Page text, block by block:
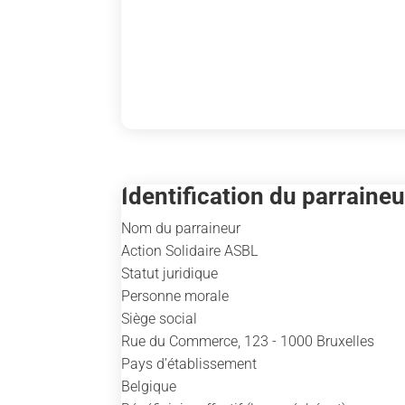
Identification du
Nom du parraineur
Action Solidaire ASBL
Statut juridique
Personne morale
Siège social
Rue du Commerce, 123 - 1000 Bruxelles
Pays d’établissement
Belgique